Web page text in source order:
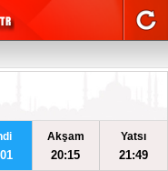
Akşam
20:15
Yatsı
21:49